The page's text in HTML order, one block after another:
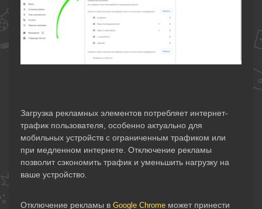
Загрузка рекламных элементов потребляет интернет-
трафик пользователя, особенно актуально для
мобильных устройств с ограниченным трафиком или
при медленном интернете. Отключение рекламы
позволит сэкономить трафик и уменьшить нагрузку на
ваше устройство.
Отключение рекламы в Google Chrome может принести